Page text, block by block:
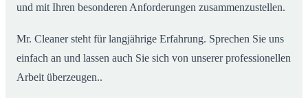
und mit Ihren besonderen Anforderungen zusammenzustellen.
Mr. Cleaner steht für langjährige Erfahrung. Sprechen Sie uns
einfach an und lassen auch Sie sich von unserer professionellen
Arbeit überzeugen..